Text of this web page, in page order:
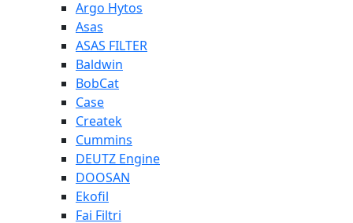
Argo Hytos
Asas
ASAS FILTER
Baldwin
BobCat
Case
Createk
Cummins
DEUTZ Engine
DOOSAN
Ekofil
Fai Filtri